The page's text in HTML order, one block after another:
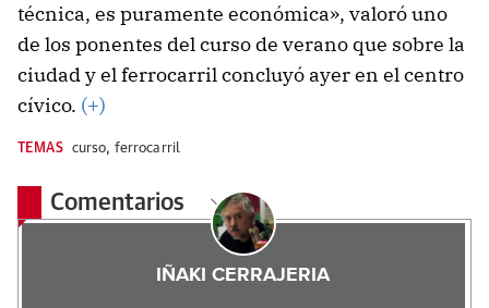
técnica, es puramente económica», valoró uno
de los ponentes del curso de verano que sobre la
ciudad y el ferrocarril concluyó ayer en el centro
cívico. (+)
TEMAS curso, ferrocarril
Comentarios
IÑAKI CERRAJERIA